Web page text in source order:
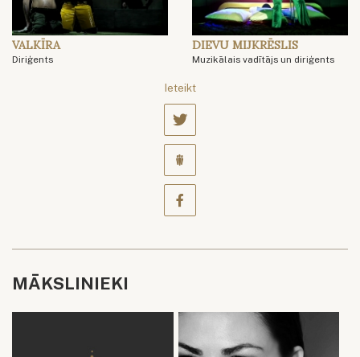
VALKĪRA
Diriģents
DIEVU MIJKRĒSLIS
Muzikālais vadītājs un diriģents
Ieteikt
MĀKSLINIEKI